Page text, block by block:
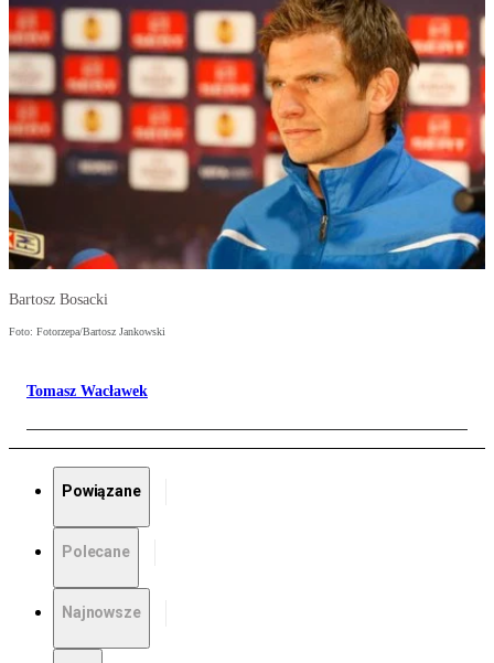
Bartosz Bosacki
Foto: Fotorzepa/Bartosz Jankowski
Tomasz Wacławek
Powiązane
Polecane
Najnowsze